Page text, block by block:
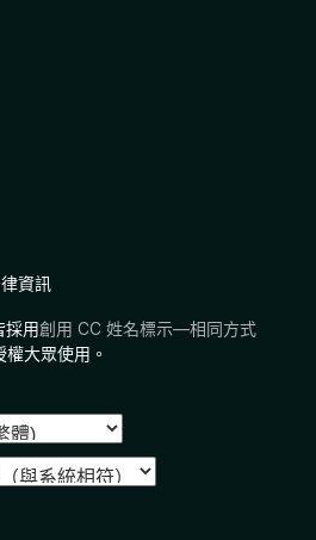
資訊
採用創用 CC 姓名標示—相同方式
大眾使用。